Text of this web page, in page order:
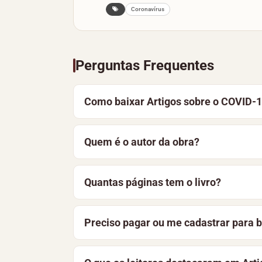
Coronavírus
Perguntas Frequentes
Como baixar Artigos sobre o COVID-
Para baixar Artigos sobre o COVID-19,
Você também pode optar por ler o
Quem é o autor da obra?
Artigos sobre o COVID-19 é de autoria
Medicina .
Quantas páginas tem o livro?
Artigos sobre o COVID-19 tem 14
gratuito. Nesta página, você encontra
Preciso pagar ou me cadastrar para
Não. O livro está disponível